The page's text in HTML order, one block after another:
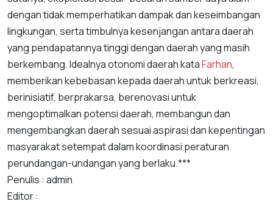
dengan tidak memperhatikan dampak dan keseimbangan
lingkungan, serta timbulnya kesenjangan antara daerah
yang pendapatannya tinggi dengan daerah yang masih
berkembang. Idealnya otonomi daerah kataFarhan,
memberikan kebebasan kepada daerah untuk berkreasi,
berinisiatif, berprakarsa, berenovasi untuk
mengoptimalkan potensi daerah, membangun dan
mengembangkan daerah sesuai aspirasi dan kepentingan
masyarakat setempat dalam koordinasi peraturan
perundangan-undangan yang berlaku.***
Penulis : admin
Editor :